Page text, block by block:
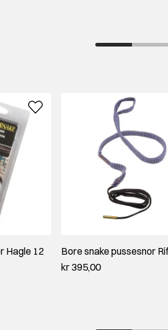
Hagle 12
Bore snake pussesnor
kr 395,00